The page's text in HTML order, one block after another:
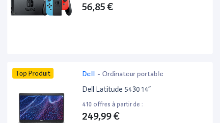
56,85 €
Top Produit Dell - Ordinateur portable
Dell Latitude 5430 14”
410 offres à partir de :
249,99 €